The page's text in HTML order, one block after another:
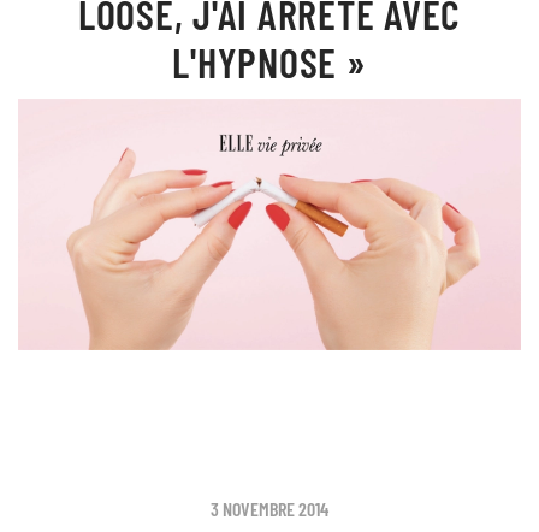
LOOSE, J'AI ARRÊTÉ AVEC
L'HYPNOSE »
3 NOVEMBRE 2014